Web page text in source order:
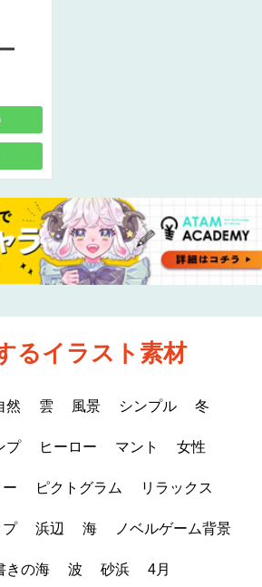
るイラスト素材
然 雲 風景 シンプル 冬
プ ヒーロー マント 女性
ピクトグラム リラックス
プ 浜辺 海 ノベルゲーム背景
きの海 波 砂浜 4月